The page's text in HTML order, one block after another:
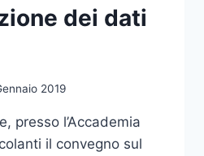
dei dati
2019
presso l’Accademia
il convegno sul